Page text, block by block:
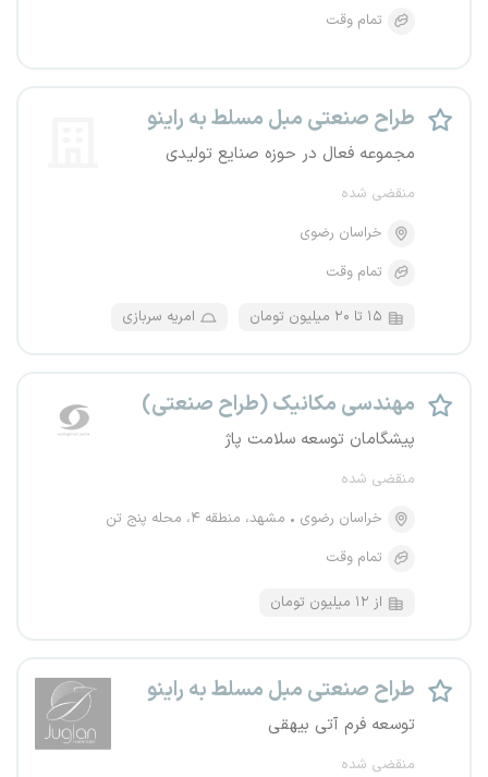
تمام وقت
طراح صنعتی مبل مسلط به راینو
مجموعه فعال در حوزه صنایع تولیدی
منقضی شده
خراسان رضوی
تمام وقت
۱۵ تا ۲۰ میلیون تومان امریه سربازی
مهندسی مکانیک (طراح صنعتی)
پیشگامان توسعه سلامت پاژ
منقضی شده
خراسان رضوی
مشهد، منطقه ۴، محله پنج تن
تمام وقت
از ۱۲ میلیون تومان
طراح صنعتی مبل مسلط به راینو
توسعه فرم آتی بیهقی
منقضی شده